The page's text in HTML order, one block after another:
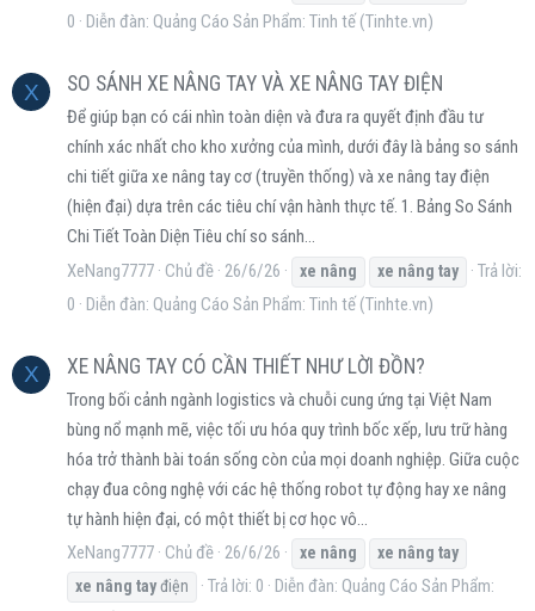
0
Diễn đàn: Quảng Cáo Sản Phẩm: Tinh tế (Tinhte.vn)
X SO SÁNH XE NÂNG TAY VÀ XE NÂNG TAY ĐIỆN
Để giúp bạn có cái nhìn toàn diện và đưa ra quyết định đầu tư
chính xác nhất cho kho xưởng của mình, dưới đây là bảng so sánh
chi tiết giữa xe nâng tay cơ (truyền thống) và xe nâng tay điện
(hiện đại) dựa trên các tiêu chí vận hành thực tế. 1. Bảng So Sánh
Chi Tiết Toàn Diện Tiêu chí so sánh...
XeNang7777 Chủ đề 26/6/26 xe nâng xe nâng tay
Trả lời:
0
Diễn đàn: Quảng Cáo Sản Phẩm: Tinh tế (Tinhte.vn)
X XE NÂNG TAY CÓ CẦN THIẾT NHƯ LỜI ĐỒN?
Trong bối cảnh ngành logistics và chuỗi cung ứng tại Việt Nam
bùng nổ mạnh mẽ, việc tối ưu hóa quy trình bốc xếp, lưu trữ hàng
hóa trở thành bài toán sống còn của mọi doanh nghiệp. Giữa cuộc
chạy đua công nghệ với các hệ thống robot tự động hay xe nâng
tự hành hiện đại, có một thiết bị cơ học vô...
XeNang7777 Chủ đề 26/6/26 xe nâng xe nâng tay
xe nâng tayđiện Trả lời: 0 Diễn đàn: Quảng Cáo Sản Phẩm: